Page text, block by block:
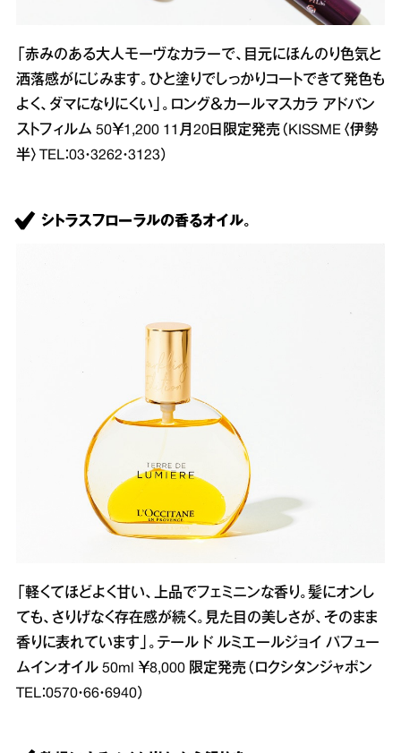
「赤みのある大人モーヴなカラーで、目元にほんのり色気と
洒落感がにじみます。ひと塗りでしっかりコートできて発色も
よく、ダマになりにくい」。ロング＆カールマスカラ アドバン
ストフィルム 50￥1,200 11月20日限定発売（KISSME〈伊勢
半〉TEL：03・3262・3123）
シトラスフローラルの香るオイル。
「軽くてほどよく甘い、上品でフェミニンな香り。髪にオンし
ても、さりげなく存在感が続く。見た目の美しさが、そのまま
香りに表れています」。テール ド ルミエールジョイ パフュー
ムインオイル 50ml ￥8,000 限定発売（ロクシタンジャポン
TEL：0570・66・6940）